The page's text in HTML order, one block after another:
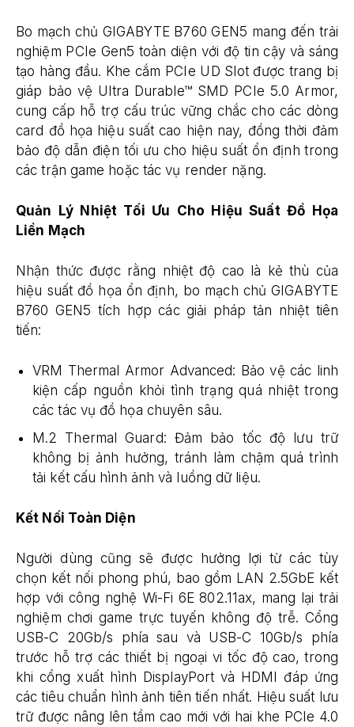
Bo mạch chủ GIGABYTE B760 GEN5 mang đến trải
nghiệm PCIe Gen5 toàn diện với độ tin cậy và sáng
tạo hàng đầu. Khe cắm PCIe UD Slot được trang bị
giáp bảo vệ Ultra Durable™ SMD PCIe 5.0 Armor,
cung cấp hỗ trợ cấu trúc vững chắc cho các dòng
card đồ họa hiệu suất cao hiện nay, đồng thời đảm
bảo độ dẫn điện tối ưu cho hiệu suất ổn định trong
các trận game hoặc tác vụ render nặng.
Quản Lý Nhiệt Tối Ưu Cho Hiệu Suất Đồ Họa
Liền Mạch
Nhận thức được rằng nhiệt độ cao là kẻ thù của
hiệu suất đồ họa ổn định, bo mạch chủ GIGABYTE
B760 GEN5 tích hợp các giải pháp tản nhiệt tiên
tiến:
VRM Thermal Armor Advanced: Bảo vệ các linh
kiện cấp nguồn khỏi tình trạng quá nhiệt trong
các tác vụ đồ họa chuyên sâu.
M.2 Thermal Guard: Đảm bảo tốc độ lưu trữ
không bị ảnh hưởng, tránh làm chậm quá trình
tải kết cấu hình ảnh và luồng dữ liệu.
Kết Nối Toàn Diện
Người dùng cũng sẽ được hưởng lợi từ các tùy
chọn kết nối phong phú, bao gồm LAN 2.5GbE kết
hợp với công nghệ Wi-Fi 6E 802.11ax, mang lại trải
nghiệm chơi game trực tuyến không độ trễ. Cổng
USB-C 20Gb/s phía sau và USB-C 10Gb/s phía
trước hỗ trợ các thiết bị ngoại vi tốc độ cao, trong
khi cổng xuất hình DisplayPort và HDMI đáp ứng
các tiêu chuẩn hình ảnh tiên tiến nhất. Hiệu suất lưu
trữ được nâng lên tầm cao mới với hai khe PCIe 4.0